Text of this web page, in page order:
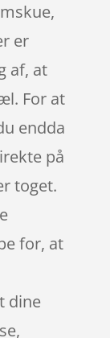
er
af, at
For at
endda
på
toget.
for, at
dine